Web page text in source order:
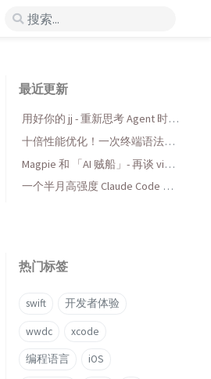
最近更新
用好你的 jj - 重新思考 Agent 时代
的版本控制
十倍性能优化！一次终端语法高
亮库的 AI 折腾与收获
Magpie 和 「AI 贼船」- 再谈 vibe
coding，当代码变得廉价时...
一个半月高强度 Claude Code 使
热门标签
swift 开发者体验
wwdc xcode
编程语言 iOS